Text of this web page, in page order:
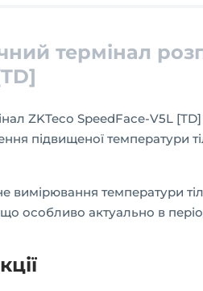
термінал
ZKTeco SpeedFace-V5L
підвищеної температури
вимірювання температури
що особливо актуально в